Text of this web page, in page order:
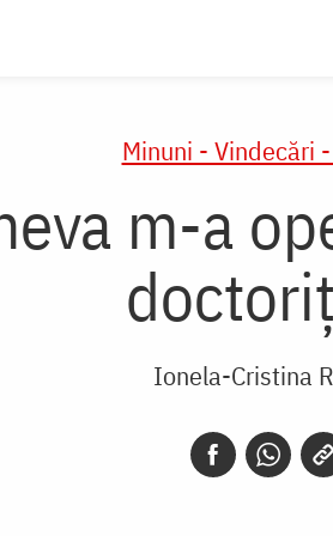
Minuni - Vindecări
m-a
Ionela-Cristina